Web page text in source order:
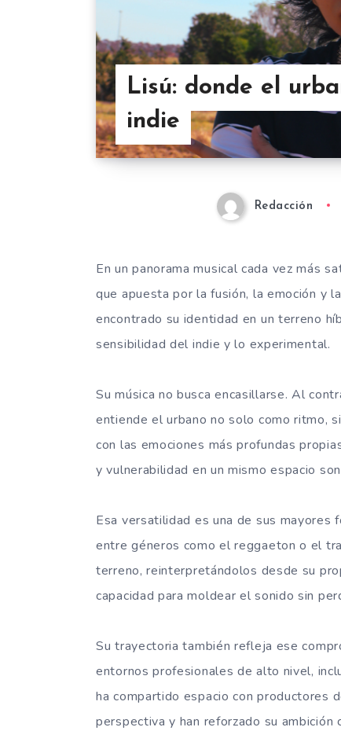
Lisú: donde el
indie
Redacción
En un panorama musical cada vez más
que apuesta por la fusión, la emoción y
encontrado su identidad en un terreno
sensibilidad del indie y lo experimental.
Su música no busca encasillarse. Al
entiende el urbano no solo como ritmo,
con las emociones más profundas
y vulnerabilidad en un mismo espacio
Esa versatilidad es una de sus mayores
entre géneros como el reggaeton o el
terreno, reinterpretándolos desde su
capacidad para moldear el sonido sin
Su trayectoria también refleja ese
entornos profesionales de alto nivel,
ha compartido espacio con productores
perspectiva y han reforzado su ambición